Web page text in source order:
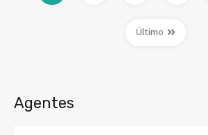
Último
Agentes